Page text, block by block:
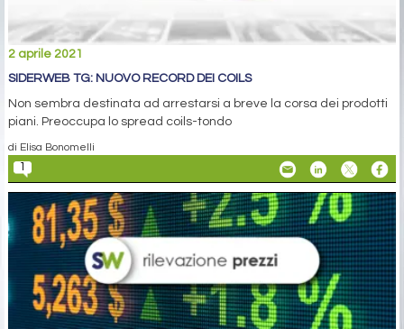
2 aprile 2021
SIDERWEB TG: NUOVO RECORD DEI COILS
Non sembra destinata ad arrestarsi a breve la corsa dei prodotti
piani. Preoccupa lo spread coils-tondo
di Elisa Bonomelli
1